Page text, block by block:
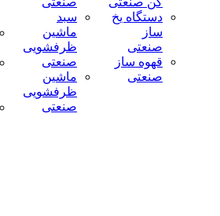
دستگاه یخ
ساز
صنعتی
قهوه ساز
صنعتی
سبد
ماشین
ظرفشویی
صنعتی
ماشین
ظرفشویی
صنعتی